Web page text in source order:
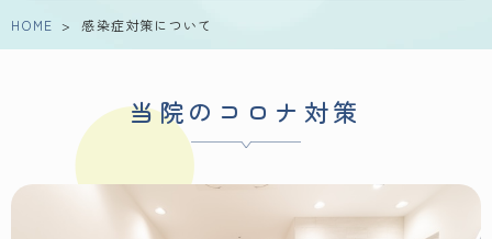
HOME > 感染症対策について
当院のコロナ対策